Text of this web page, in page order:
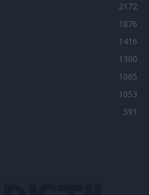
2172
1876
1416
1300
1065
1053
591